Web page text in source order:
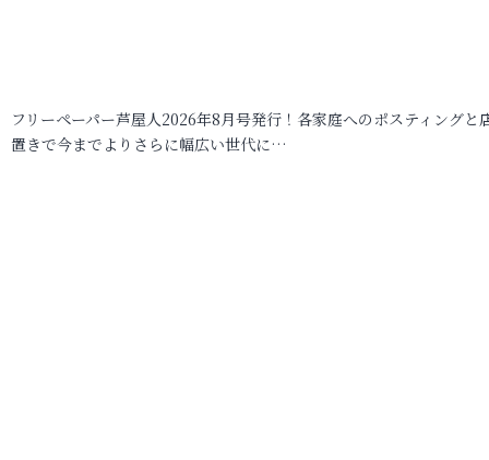
フリーペーパー芦屋人2026年8月号発行！各家庭へのポスティングと
置きで今までよりさらに幅広い世代に…